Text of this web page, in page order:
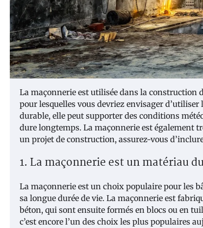
La maçonnerie est utilisée dans la construction
pour lesquelles vous devriez envisager
durable, elle peut supporter des conditions
dure longtemps. La maçonnerie est également
un projet de construction, assurez-vous
1. La maçonnerie est un matériau
La maçonnerie est un choix populaire pour les
sa longue durée de vie. La maçonnerie est
béton, qui sont ensuite formés en blocs ou en
c’est encore l’un des choix les plus populaires